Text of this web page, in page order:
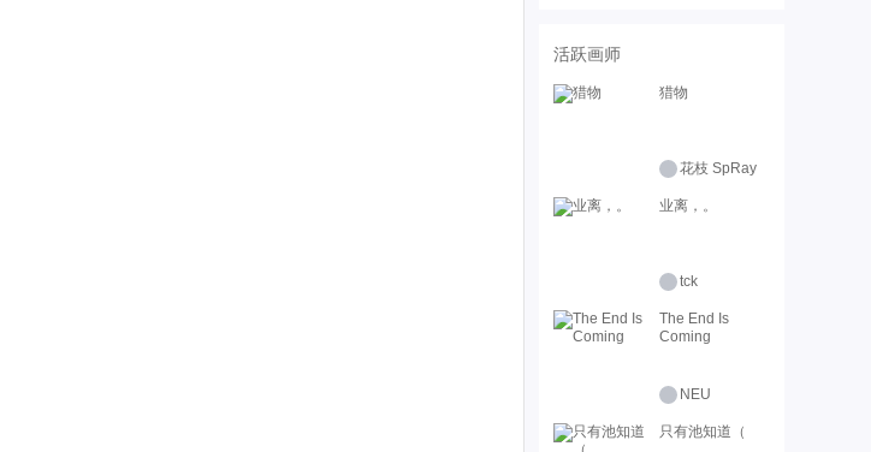
活跃画师
猎物
花枝 SpRay
业离，。
tck
The End Is
Coming
NEU
只有池知道（